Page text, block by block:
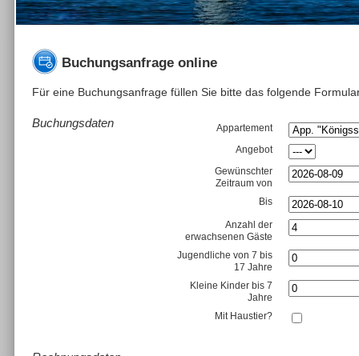
Buchungsanfrage online
Für eine Buchungsanfrage füllen Sie bitte das folgende
Buchungsdaten
Appartement
Angebot
Gewünschter
Zeitraum von
Bis
Anzahl der
erwachsenen Gäste
Jugendliche von 7 bis
17 Jahre
Kleine Kinder bis 7
Jahre
Mit Haustier?